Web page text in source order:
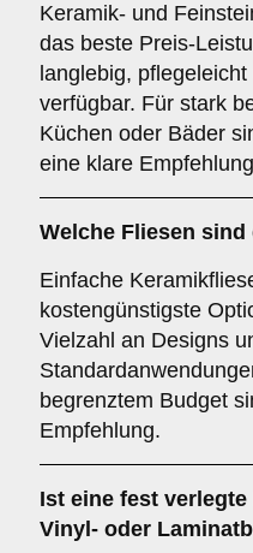
Keramik- und
das beste Preis-
langlebig,
verfügbar. Für stark
Küchen oder Bäder
eine klare
Welche Fliesen
Einfache
kostengünstigste
Vielzahl an Designs
begrenztem Budget
Empfehlung.
Ist eine fest
Vinyl- oder